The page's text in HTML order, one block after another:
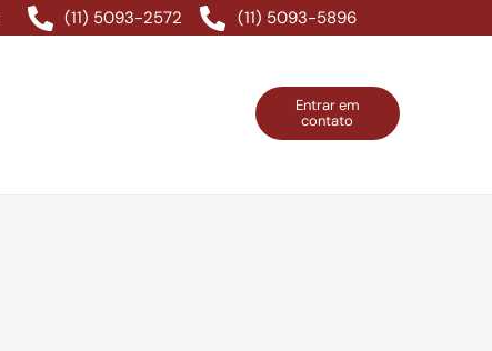
(11) 5093-2572 (11) 5093-5896
Entrar em
contato